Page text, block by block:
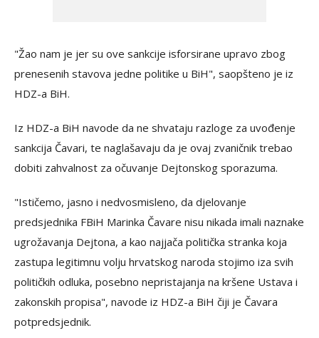
"Žao nam je jer su ove sankcije isforsirane upravo zbog
prenesenih stavova jedne politike u BiH", saopšteno je iz
HDZ-a BiH.
Iz HDZ-a BiH navode da ne shvataju razloge za uvođenje
sankcija Čavari, te naglašavaju da je ovaj zvaničnik trebao
dobiti zahvalnost za očuvanje Dejtonskog sporazuma.
"Ističemo, jasno i nedvosmisleno, da djelovanje
predsjednika FBiH Marinka Čavare nisu nikada imali naznake
ugrožavanja Dejtona, a kao najjača politička stranka koja
zastupa legitimnu volju hrvatskog naroda stojimo iza svih
političkih odluka, posebno nepristajanja na kršene Ustava i
zakonskih propisa", navode iz HDZ-a BiH čiji je Čavara
potpredsjednik.